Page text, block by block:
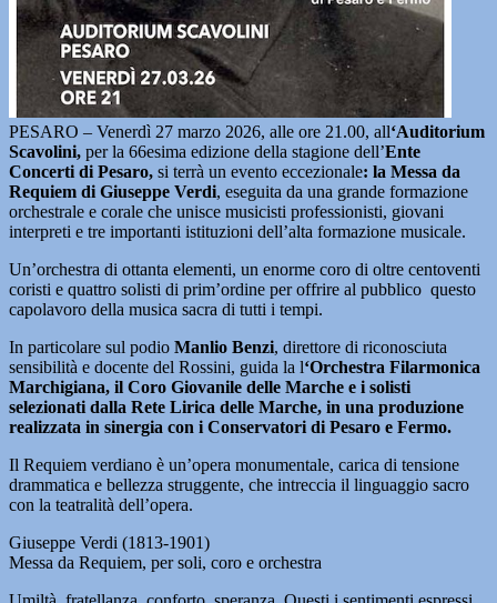
PESARO – Venerdì 27 marzo 2026, alle ore 21.00, all‘Auditorium
Scavolini, per la 66esima edizione della stagione dell’Ente
Concerti di Pesaro, si terrà un evento eccezionale: la Messa da
Requiem di Giuseppe Verdi, eseguita da una grande formazione
orchestrale e corale che unisce musicisti professionisti, giovani
interpreti e tre importanti istituzioni dell’alta formazione musicale.
Un’orchestra di ottanta elementi, un enorme coro di oltre centoventi
coristi e quattro solisti di prim’ordine per offrire al pubblico questo
capolavoro della musica sacra di tutti i tempi.
In particolare sul podio Manlio Benzi, direttore di riconosciuta
sensibilità e docente del Rossini, guida la l‘Orchestra Filarmonica
Marchigiana, il Coro Giovanile delle Marche e i solisti
selezionati dalla Rete Lirica delle Marche, in una produzione
realizzata in sinergia con i Conservatori di Pesaro e Fermo.
Il Requiem verdiano è un’opera monumentale, carica di tensione
drammatica e bellezza struggente, che intreccia il linguaggio sacro
con la teatralità dell’opera.
Giuseppe Verdi (1813-1901)
Messa da Requiem, per soli, coro e orchestra